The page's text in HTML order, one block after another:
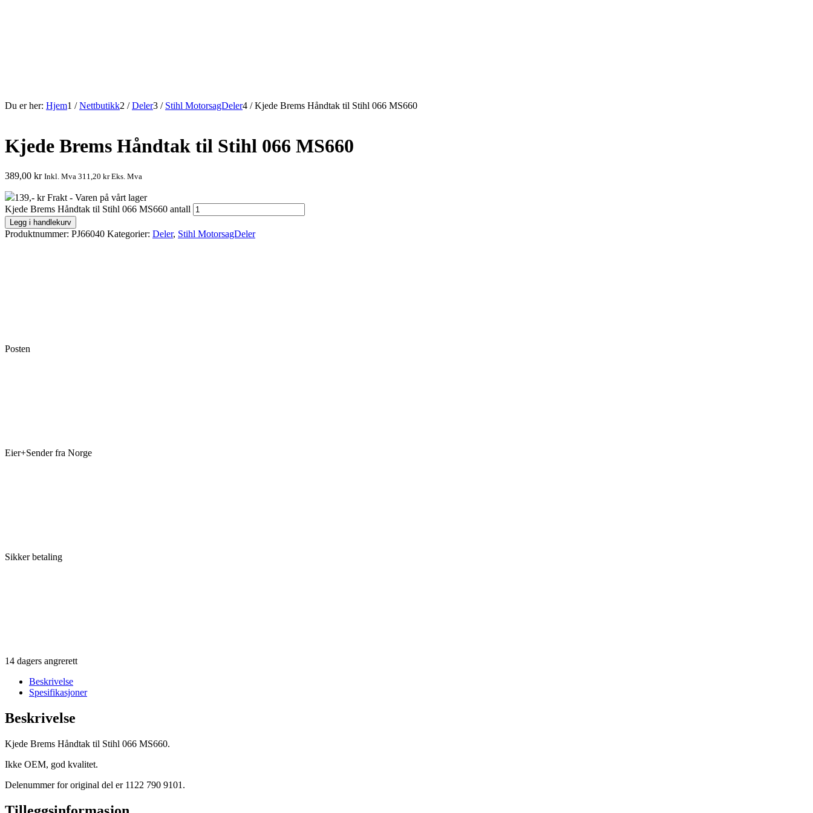
Du er her: Hjem1 / Nettbutikk2 / Deler3 / Stihl MotorsagDeler4 / Kjede Brems Håndtak til Stihl 066 MS660
Kjede Brems Håndtak til Stihl 066 MS660
389,00 kr Inkl. Mva 311,20 krEks. Mva
139,- kr Frakt - Varen på vårt lager
Kjede Brems Håndtak til Stihl 066 MS660 antall
Legg i handlekurv
Produktnummer: PJ66040 Kategorier: Deler, Stihl MotorsagDeler
Posten
Eier+Sender fra Norge
Sikker betaling
14 dagers angrerett
Beskrivelse
Spesifikasjoner
Beskrivelse
Kjede Brems Håndtak til Stihl 066 MS660.
Ikke OEM, god kvalitet.
Delenummer for original del er 1122 790 9101.